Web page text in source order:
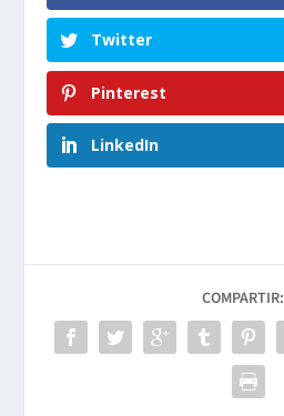
Twitter
Pinterest
LinkedIn
COMPARTIR: